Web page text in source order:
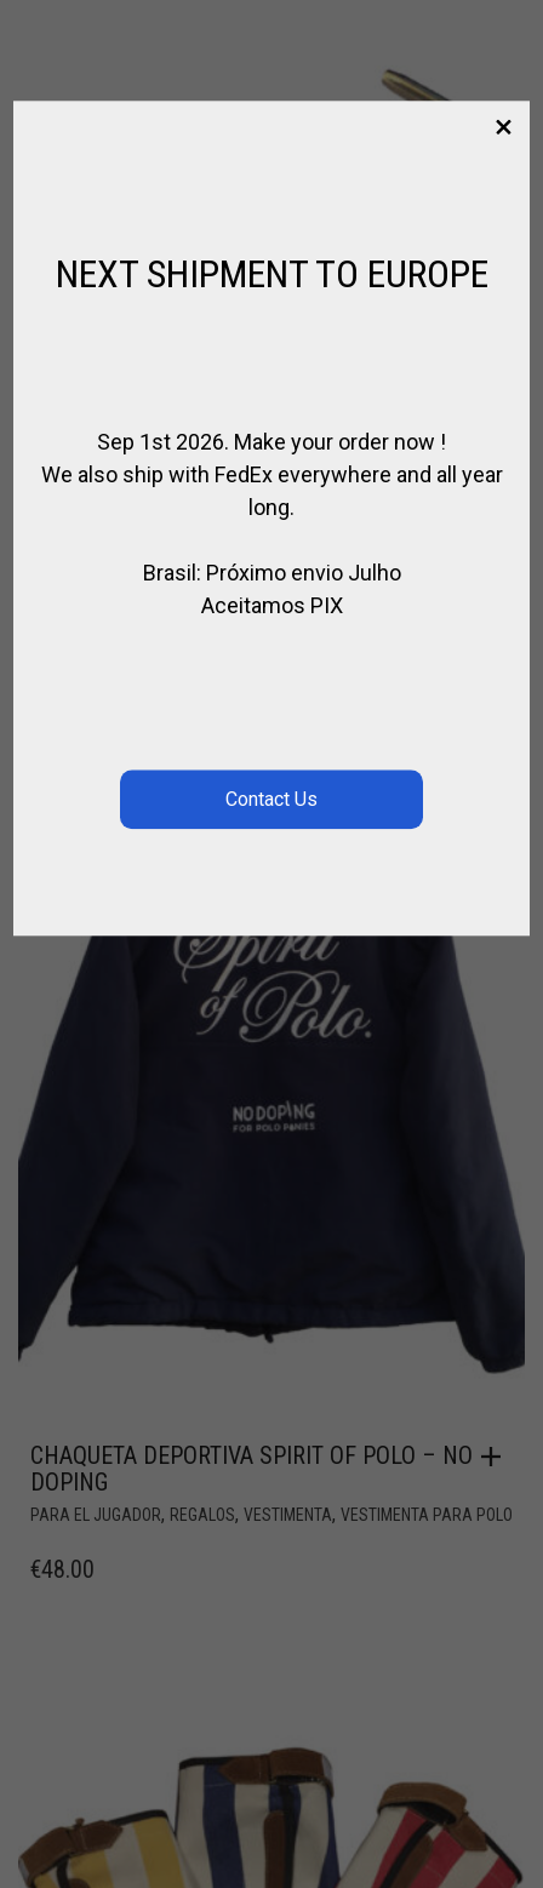
LLAVERO DE POLO
CHAQUETA DEPORTIVA SPIRIT OF POLO – NO
DOPING
PARA EL JUGADOR, REGALOS, VESTIMENTA, VESTIMENTA PARA POLO
€48.00
NEXT SHIPMENT TO EUROPE
Sep 1st 2026. Make your order now !
We also ship with FedEx everywhere and all year
long.
Brasil: Próximo envio Julho
Aceitamos PIX